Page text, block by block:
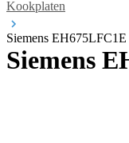
Kookplaten
Siemens
Siemens